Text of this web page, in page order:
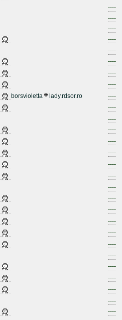
----
----
----
----
----
----
----
----
borsvioletta lady.rdsor.ro ----
----
----
----
----
----
----
----
----
----
----
----
----
----
----
----
----
----
----
----